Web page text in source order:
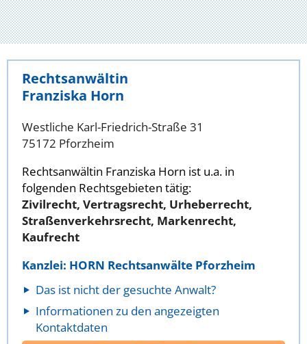
Rechtsanwältin
Franziska Horn
Westliche Karl-Friedrich-Straße 31
75172 Pforzheim
Rechtsanwältin Franziska Horn ist u.a. in
folgenden Rechtsgebieten tätig:
Zivilrecht, Vertragsrecht, Urheberrecht,
Straßenverkehrsrecht, Markenrecht,
Kaufrecht
Kanzlei: HORN Rechtsanwälte Pforzheim
Das ist nicht der gesuchte Anwalt?
Informationen zu den angezeigten
Kontaktdaten